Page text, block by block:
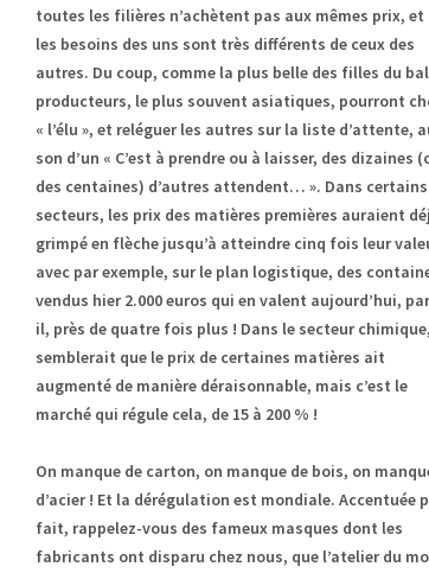
toutes les filières n’achètent pas aux mêmes prix, et
les besoins des uns sont très différents de ceux des
autres. Du coup, comme la plus belle des filles du
producteurs, le plus souvent asiatiques, pourront
« l’élu », et reléguer les autres sur la liste d’attente,
son d’un « C’est à prendre ou à laisser, des dizaines
des centaines) d’autres attendent… ». Dans certains
secteurs, les prix des matières premières auraient
grimpé en flèche jusqu’à atteindre cinq fois leur
avec par exemple, sur le plan logistique, des
vendus hier 2.000 euros qui en valent aujourd’hui,
il, près de quatre fois plus ! Dans le secteur
semblerait que le prix de certaines matières ait
augmenté de manière déraisonnable, mais c’est le
marché qui régule cela, de 15 à 200 % !
On manque de carton, on manque de bois, on
d’acier ! Et la dérégulation est mondiale. Accentuée
fait, rappelez-vous des fameux masques dont les
fabricants ont disparu chez nous, que l’atelier du